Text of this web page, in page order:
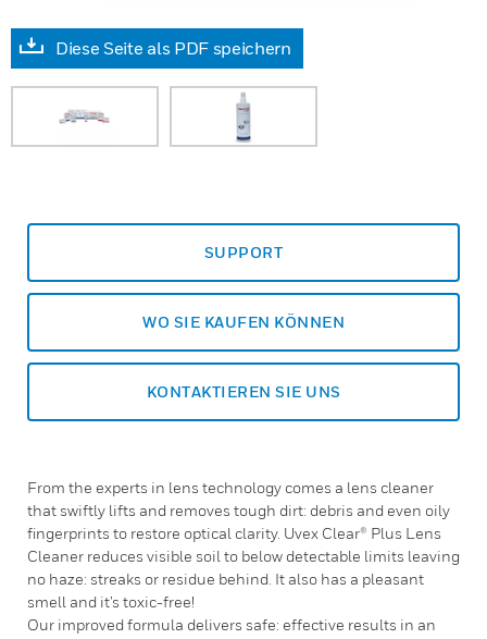
Diese Seite als PDF speichern
SUPPORT
WO SIE KAUFEN KÖNNEN
KONTAKTIEREN SIE UNS
From the experts in lens technology comes a lens cleaner
that swiftly lifts and removes tough dirt: debris and even oily
fingerprints to restore optical clarity. Uvex Clear® Plus Lens
Cleaner reduces visible soil to below detectable limits leaving
no haze: streaks or residue behind. It also has a pleasant
smell and it’s toxic-free!
Our improved formula delivers safe: effective results in an